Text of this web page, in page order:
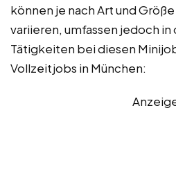
können je nach Art und
variieren, umfassen jedoch
Tätigkeiten bei diesen
Vollzeitjobs in München: